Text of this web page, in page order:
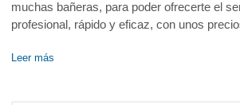
muchas bañeras, para poder ofrecerte el
profesional, rápido y eficaz, con unos
Leer más